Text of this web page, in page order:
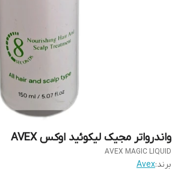
واندرواتر مجیک لیکوئید اوکس AVEX
AVEX MAGIC LIQUID
برند:Avex